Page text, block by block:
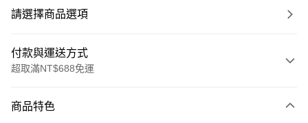
請選擇商品選項
付款與運送方式
超取滿NT$688免運
信用卡一次付款
商品特色